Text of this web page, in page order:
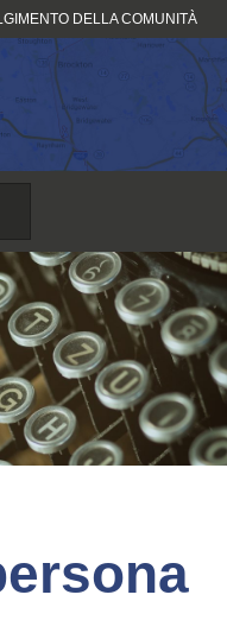
DELLA COMUNITÀ